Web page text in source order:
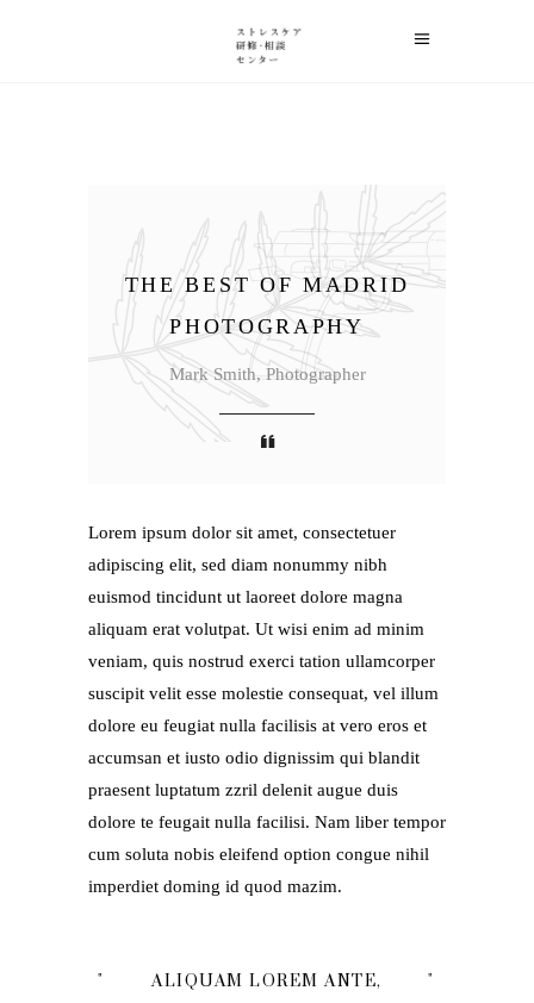
THE BEST OF MADRID
PHOTOGRAPHY
Mark Smith, Photographer
Lorem ipsum dolor sit amet, consectetuer
adipiscing elit, sed diam nonummy nibh
euismod tincidunt ut laoreet dolore magna
aliquam erat volutpat. Ut wisi enim ad minim
veniam, quis nostrud exerci tation ullamcorper
suscipit velit esse molestie consequat, vel illum
dolore eu feugiat nulla facilisis at vero eros et
accumsan et iusto odio dignissim qui blandit
praesent luptatum zzril delenit augue duis
dolore te feugait nulla facilisi. Nam liber tempor
cum soluta nobis eleifend option congue nihil
imperdiet doming id quod mazim.
ALIQUAM LOREM ANTE,